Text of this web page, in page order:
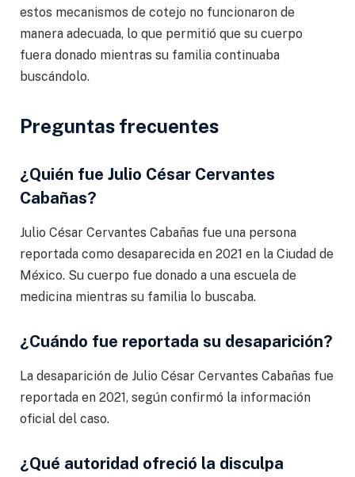
estos mecanismos de cotejo no funcionaron de
manera adecuada, lo que permitió que su cuerpo
fuera donado mientras su familia continuaba
buscándolo.
Preguntas frecuentes
¿Quién fue Julio César Cervantes
Cabañas?
Julio César Cervantes Cabañas fue una persona
reportada como desaparecida en 2021 en la Ciudad de
México. Su cuerpo fue donado a una escuela de
medicina mientras su familia lo buscaba.
¿Cuándo fue reportada su desaparición?
La desaparición de Julio César Cervantes Cabañas fue
reportada en 2021, según confirmó la información
oficial del caso.
¿Qué autoridad ofreció la disculpa